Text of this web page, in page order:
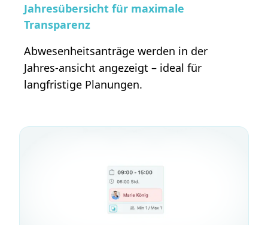
Jahresübersicht für maximale
Transparenz
Abwesenheitsanträge werden in der
Jahres-ansicht angezeigt – ideal für
langfristige Planungen.